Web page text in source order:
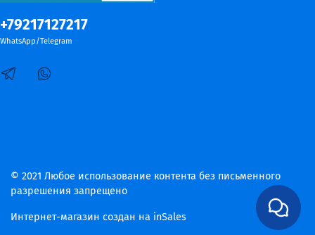
+79217127217
WhatsApp/Telegram
© 2021 Любое использование контента без письменного
разрешения запрещено
Интернет-магазин создан на inSales